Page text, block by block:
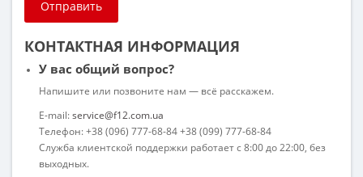
КОНТАКТНАЯ ИНФОРМАЦИЯ
У вас общий вопрос?
Напишите или позвоните нам — всё расскажем.
E-mail:service@f12.com.ua
Телефон: +38 (096) 777-68-84 +38 (099) 777-68-84
Служба клиентской поддержки работает с 8:00 до 22:00, без
выходных.